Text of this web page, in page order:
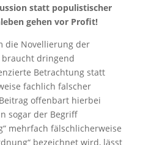
statt populistischer
gehen vor Profit!
die Novellierung der
dringend
Betrachtung statt
fachlich falscher
offenbart hierbei
sogar der Begriff
mehrfach fälschlicherweise
bezeichnet wird, lässt